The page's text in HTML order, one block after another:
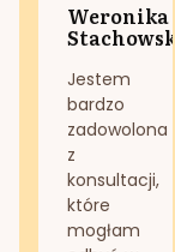
Weronika
Stachowska
Jestem
bardzo
zadowolona
z
konsultacji,
które
mogłam